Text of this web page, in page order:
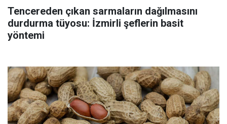
Tencereden çıkan sarmaların dağılmasını
durdurma tüyosu: İzmirli şeflerin basit
yöntemi